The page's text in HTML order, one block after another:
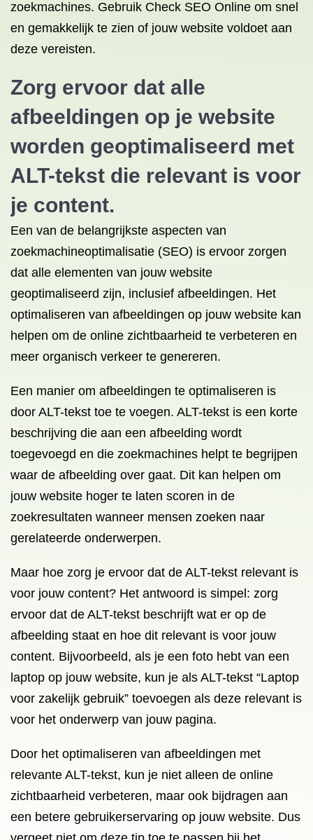
zoekmachines. Gebruik Check SEO Online om snel
en gemakkelijk te zien of jouw website voldoet aan
deze vereisten.
Zorg ervoor dat alle
afbeeldingen op je website
worden geoptimaliseerd met
ALT-tekst die relevant is voor
je content.
Een van de belangrijkste aspecten van
zoekmachineoptimalisatie (SEO) is ervoor zorgen
dat alle elementen van jouw website
geoptimaliseerd zijn, inclusief afbeeldingen. Het
optimaliseren van afbeeldingen op jouw website kan
helpen om de online zichtbaarheid te verbeteren en
meer organisch verkeer te genereren.
Een manier om afbeeldingen te optimaliseren is
door ALT-tekst toe te voegen. ALT-tekst is een korte
beschrijving die aan een afbeelding wordt
toegevoegd en die zoekmachines helpt te begrijpen
waar de afbeelding over gaat. Dit kan helpen om
jouw website hoger te laten scoren in de
zoekresultaten wanneer mensen zoeken naar
gerelateerde onderwerpen.
Maar hoe zorg je ervoor dat de ALT-tekst relevant is
voor jouw content? Het antwoord is simpel: zorg
ervoor dat de ALT-tekst beschrijft wat er op de
afbeelding staat en hoe dit relevant is voor jouw
content. Bijvoorbeeld, als je een foto hebt van een
laptop op jouw website, kun je als ALT-tekst “Laptop
voor zakelijk gebruik” toevoegen als deze relevant is
voor het onderwerp van jouw pagina.
Door het optimaliseren van afbeeldingen met
relevante ALT-tekst, kun je niet alleen de online
zichtbaarheid verbeteren, maar ook bijdragen aan
een betere gebruikerservaring op jouw website. Dus